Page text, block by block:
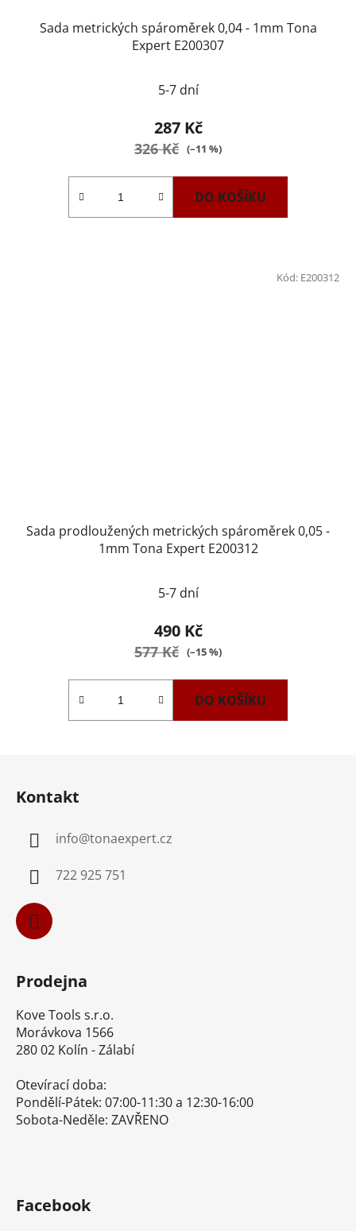
Sada metrických spároměrek 0,04 - 1mm Tona
Expert E200307
5-7 dní
287 Kč
326 Kč (–11 %)
DO KOŠÍKU
Sada prodloužených metrických spároměrek 0,05 -
1mm Tona Expert E200312
5-7 dní
490 Kč
577 Kč (–15 %)
DO KOŠÍKU
Kód: E200312
Kontakt
info@tonaexpert.cz
722 925 751
Prodejna
Kove Tools s.r.o.
Morávkova 1566
280 02 Kolín - Zálabí
Otevírací doba:
Pondělí-Pátek: 07:00-11:30 a 12:30-16:00
Sobota-Neděle: ZAVŘENO
Facebook